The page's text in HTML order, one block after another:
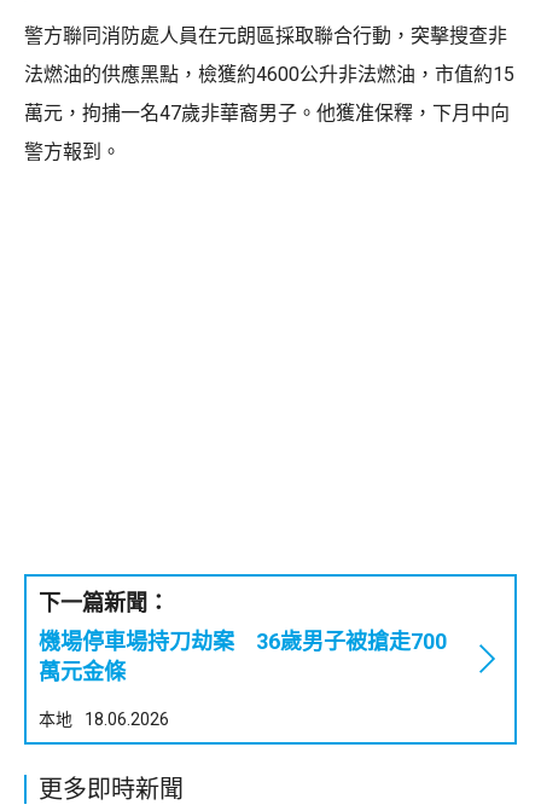
警方聯同消防處人員在元朗區採取聯合行動，突擊搜查非
法燃油的供應黑點，檢獲約4600公升非法燃油，市值約15
萬元，拘捕一名47歲非華裔男子。他獲准保釋，下月中向
警方報到。
下一篇新聞：
機場停車場持刀劫案 36歲男子被搶走700
萬元金條
本地 18.06.2026
更多即時新聞